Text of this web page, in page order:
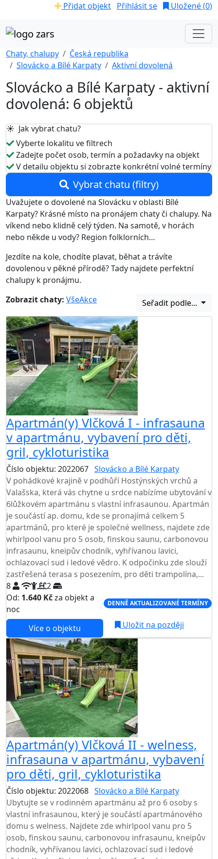
Přidat objekt Přihlásit se Uložené (0)
Chaty, chalupy
Česká republika
Slovácko a Bílé Karpaty
Aktivní dovolená
Slovácko a Bílé Karpaty - aktivní
dovolená: 6 objektů
☀️ Jak vybrat chatu?
Vyberte lokalitu ve filtrech
Zadejte počet osob, termín a požadavky na objekt
V detailu objektu si zobrazte konkrétní volné termíny
Vybrat chatu (filtry)
Uvažujete o dovolené na Slovácku v oblasti Bílé
Karpaty? Krásné místo na pronájem chaty či chalupy. Na
víkend nebo klidně celý týden. Na samotě, v horách
nebo někde u vody? Region folklorních…
Jezdíte na kole, chodíte plavat, běhat a trávíte
dovolenou v pěkné přírodě? Tady najdete perfektní
chalupy k pronájmu.
Zobrazit chaty: VšeAkce Seřadit podle...
Apartmán(y) Vlčková I - infrasauna
v apartmánu, vybavení pro děti,
gril, cykloturistika
Číslo objektu: 2022067 Slovácko a Bílé Karpaty
V pohádkové krajině v podhůří Hostýnských vrchů a
Valašska, která vás chytne u srdce nabízíme ubytování v
6lůžkovém apartmánu s vlastní infrasaunou. Apartmán
je součástí ap. domu, kde se pronajímá celkem 5
apartmánů, pro které je společné wellness, najdete zde
whirlpool vanu pro 5 osob, finskou saunu, carbonovou
infrasaunu, kneipův chodník, vyhřívanou lavici,
ochlazovací sud i ledové vědro. K odpočinku zde slouží
zastřešená terasa s posezením, pro děti trampolína,...
8
2
Od: 1.640 Kčza objekt a
noc
DENNĚ AKTUALIZOVANÉ TERMÍNY
Více o objektu Uložit na později
Apartmán(y) Vlčková II - welness,
infrasauna v apartmánu, vybavení
pro děti, gril, cykloturistika
Číslo objektu: 2022068 Slovácko a Bílé Karpaty
Ubytujte se v rodinném apartmánu až pro 6 osoby s
vlastní infrasaunou, který je součástí apartmánového
domu s welness. Najdete zde whirlpool vanu pro 5
osob, finskou saunu, carbonovou infrasaunu, kneipův
chodník, vyhřívanou lavici, ochlazovací sud i ledové